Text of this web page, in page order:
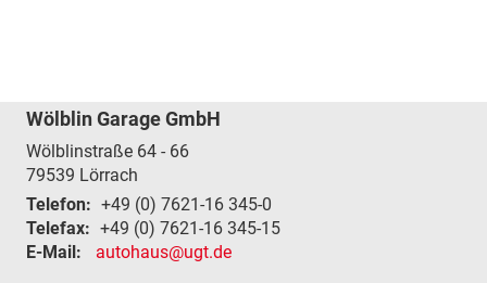
Wölblin Garage GmbH
Wölblinstraße 64 - 66
79539 Lörrach
Telefon: +49 (0) 7621-16 345-0
Telefax: +49 (0) 7621-16 345-15
E-Mail:
autohaus@ugt.de